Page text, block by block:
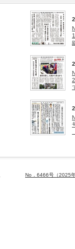
No．6466号（2025